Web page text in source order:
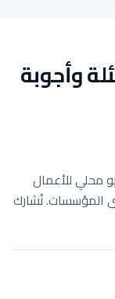
وأجوبة
محلي للأعمال
المؤسسات. نُشارك